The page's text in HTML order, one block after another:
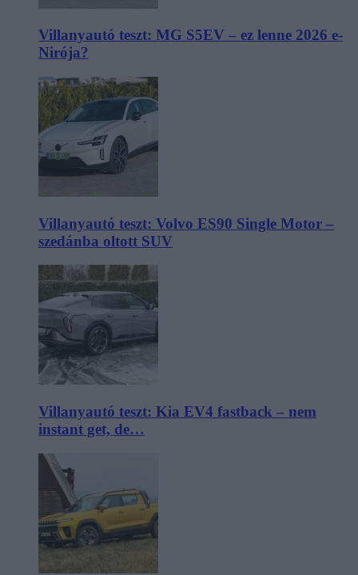
Villanyautó teszt: MG S5EV – ez lenne 2026 e-
Nirója?
Villanyautó teszt: Volvo ES90 Single Motor –
szedánba oltott SUV
Villanyautó teszt: Kia EV4 fastback – nem
instant get, de…